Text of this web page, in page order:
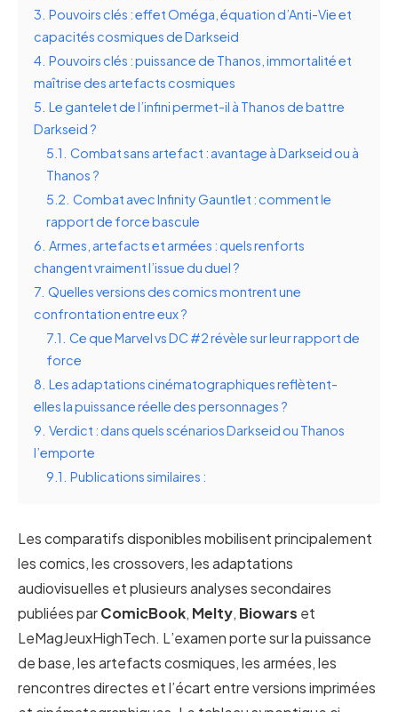
3. Pouvoirs clés : effet Oméga, équation d’Anti-Vie et
capacités cosmiques de Darkseid
4. Pouvoirs clés : puissance de Thanos, immortalité et
maîtrise des artefacts cosmiques
5. Le gantelet de l’infini permet-il à Thanos de battre
Darkseid ?
5.1. Combat sans artefact : avantage à Darkseid ou à
Thanos ?
5.2. Combat avec Infinity Gauntlet : comment le
rapport de force bascule
6. Armes, artefacts et armées : quels renforts
changent vraiment l’issue du duel ?
7. Quelles versions des comics montrent une
confrontation entre eux ?
7.1. Ce que Marvel vs DC #2 révèle sur leur rapport de
force
8. Les adaptations cinématographiques reflètent-
elles la puissance réelle des personnages ?
9. Verdict : dans quels scénarios Darkseid ou Thanos
l’emporte
9.1. Publications similaires :
Les comparatifs disponibles mobilisent principalement
les comics, les crossovers, les adaptations
audiovisuelles et plusieurs analyses secondaires
publiées parComicBook, Melty, Biowars et
LeMagJeuxHighTech. L’examen porte sur la puissance
de base, les artefacts cosmiques, les armées, les
rencontres directes et l’écart entre versions imprimées